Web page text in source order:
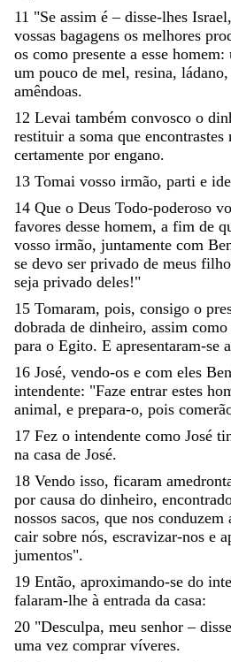
11 "Se assim é– disse-lhes Israel,
vossas bagagens os melhores
os como presente a esse homem:
um pouco de mel, resina, ládano,
amêndoas.
12 Levai também convosco o
restituir a soma que encontrastes
certamente por engano.
13 Tomai vosso irmão, parti e ide
14 Que o Deus Todo-poderoso
favores desse homem, a fim de
vosso irmão, juntamente com
se devo ser privado de meus
seja privado deles!"
15 Tomaram, pois, consigo o
dobrada de dinheiro, assim como
para o Egito. E apresentaram-se a
16 José, vendo-os e com eles
intendente: "Faze entrar estes
animal, e prepara-o, pois
17 Fez o intendente como José
na casa de José.
18 Vendo isso, ficaram
por causa do dinheiro,
nossos sacos, que nos conduzem
cair sobre nós, escravizar-nos e
jumentos".
19 Então, aproximando-se do
falaram-lhe à entrada da casa:
20 "Desculpa, meu senhor–
uma vez comprar víveres.